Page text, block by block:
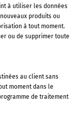
à utiliser les données
produits ou
à tout moment.
ou de supprimer toute
au client sans
moment dans le
de traitement